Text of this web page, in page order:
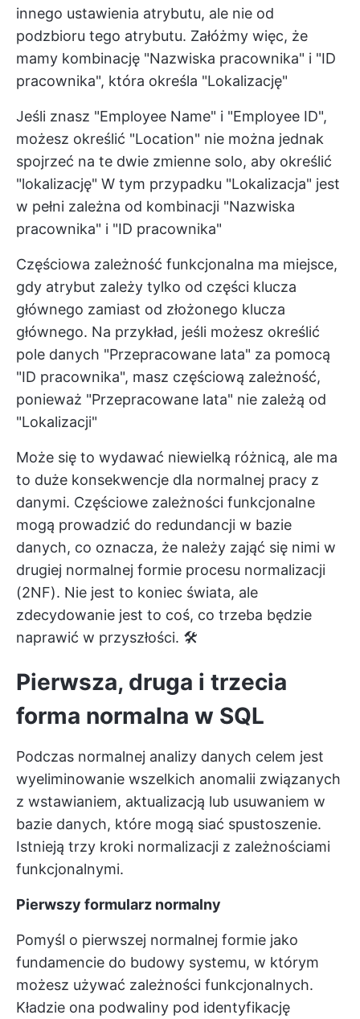
innego ustawienia atrybutu, ale nie od
podzbioru tego atrybutu. Załóżmy więc, że
mamy kombinację "Nazwiska pracownika" i "ID
pracownika", która określa "Lokalizację"
Jeśli znasz "Employee Name" i "Employee ID",
możesz określić "Location" nie można jednak
spojrzeć na te dwie zmienne solo, aby określić
"lokalizację" W tym przypadku "Lokalizacja" jest
w pełni zależna od kombinacji "Nazwiska
pracownika" i "ID pracownika"
Częściowa zależność funkcjonalna ma miejsce,
gdy atrybut zależy tylko od części klucza
głównego zamiast od złożonego klucza
głównego. Na przykład, jeśli możesz określić
pole danych "Przepracowane lata" za pomocą
"ID pracownika", masz częściową zależność,
ponieważ "Przepracowane lata" nie zależą od
"Lokalizacji"
Może się to wydawać niewielką różnicą, ale ma
to duże konsekwencje dla normalnej pracy z
danymi. Częściowe zależności funkcjonalne
mogą prowadzić do redundancji w bazie
danych, co oznacza, że należy zająć się nimi w
drugiej normalnej formie procesu normalizacji
(2NF). Nie jest to koniec świata, ale
zdecydowanie jest to coś, co trzeba będzie
naprawić w przyszłości. 🛠️
Pierwsza, druga i trzecia
forma normalna w SQL
Podczas normalnej analizy danych celem jest
wyeliminowanie wszelkich anomalii związanych
z wstawianiem, aktualizacją lub usuwaniem w
bazie danych, które mogą siać spustoszenie.
Istnieją trzy kroki normalizacji z zależnościami
funkcjonalnymi.
Pierwszy formularz normalny
Pomyśl o pierwszej normalnej formie jako
fundamencie do budowy systemu, w którym
możesz używać zależności funkcjonalnych.
Kładzie ona podwaliny pod identyfikację